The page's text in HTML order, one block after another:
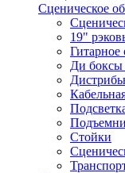
Сценическое
19"
Гитарное
Ди боксы
Стойки